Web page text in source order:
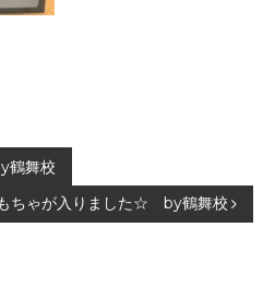
鶴舞校
ちゃが入りました☆ by鶴舞校